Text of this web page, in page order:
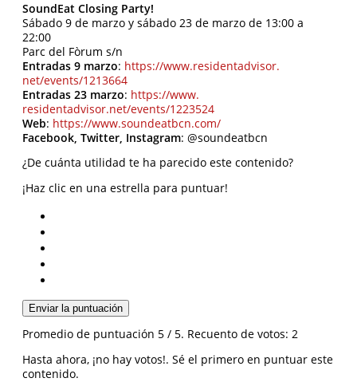
SoundEat Closing Party!
Sábado 9 de marzo y sábado 23 de marzo de 13:00 a
22:00
Parc del Fòrum s/n
Entradas 9 marzo: https://www.residentadvisor.
net/events/1213664
Entradas 23 marzo: https://www.
residentadvisor.net/events/1223524
Web: https://www.soundeatbcn.com/
Facebook, Twitter, Instagram: @soundeatbcn
¿De cuánta utilidad te ha parecido este contenido?
¡Haz clic en una estrella para puntuar!
Enviar la puntuación
Promedio de puntuación 5 / 5. Recuento de votos: 2
Hasta ahora, ¡no hay votos!. Sé el primero en puntuar este
contenido.